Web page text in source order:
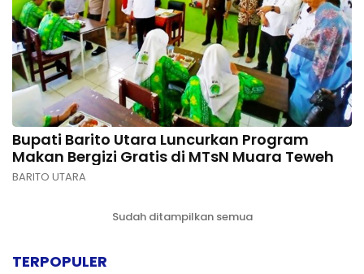
Bupati Barito Utara Luncurkan Program
Makan Bergizi Gratis di MTsN Muara Teweh
BARITO UTARA
Sudah ditampilkan semua
TERPOPULER